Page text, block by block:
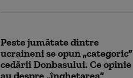
Peste jumătate dintre
ucraineni se opun „categoric”
cedării Donbasului. Ce opinie